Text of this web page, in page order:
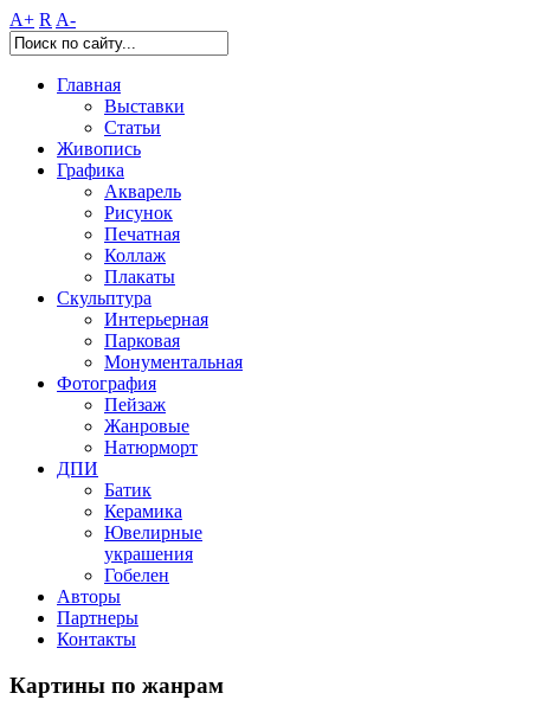
A+ R A-
Главная
Выставки
Статьи
Живопись
Графика
Акварель
Рисунок
Печатная
Коллаж
Плакаты
Скульптура
Интерьерная
Парковая
Монументальная
Фотография
Пейзаж
Жанровые
Натюрморт
ДПИ
Батик
Керамика
Ювелирные
украшения
Гобелен
Авторы
Партнеры
Контакты
Картины по жанрам